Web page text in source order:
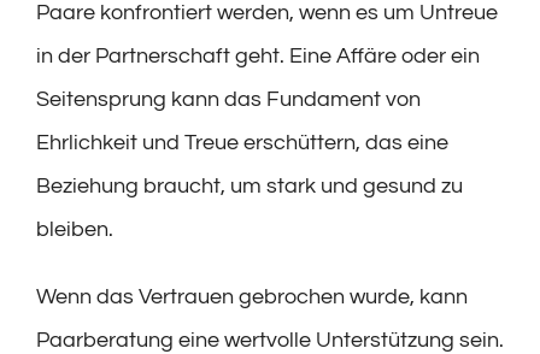
Paare konfrontiert werden, wenn es um Untreue
in der Partnerschaft geht. Eine Affäre oder ein
Seitensprung kann das Fundament von
Ehrlichkeit und Treue erschüttern, das eine
Beziehung braucht, um stark und gesund zu
bleiben.
Wenn das Vertrauen gebrochen wurde, kann
Paarberatung eine wertvolle Unterstützung sein.